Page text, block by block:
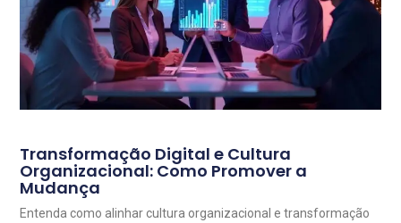
Transformação Digital e Cultura
Organizacional: Como Promover a
Mudança
Entenda como alinhar cultura organizacional e transformação